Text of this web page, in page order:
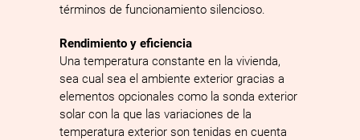
términos de funcionamiento silencioso.
Rendimiento y eficiencia
Una temperatura constante en la vivienda,
sea cual sea el ambiente exterior gracias a
elementos opcionales como la sonda exterior
solar con la que las variaciones de la
temperatura exterior son tenidas en cuenta